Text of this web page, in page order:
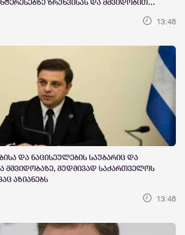
ზრუნვისას და მშვიდობით
13:48
და ნაცისეულების საუბარიც და
მშვიდობაზე, მუდმივად საქართველოს
აზიანებს
13:48